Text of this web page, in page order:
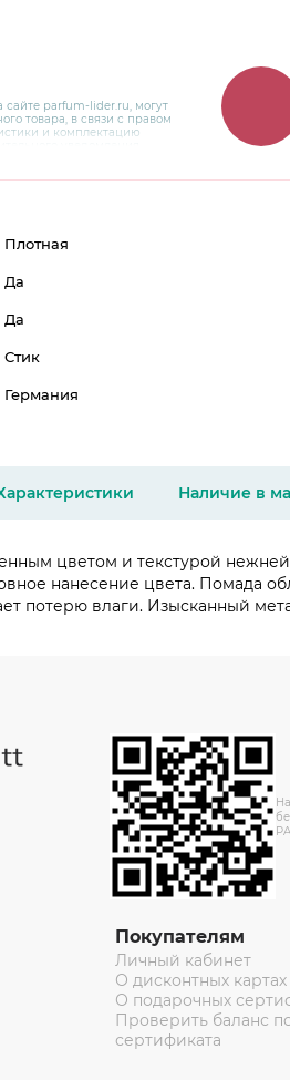
сайте parfum-lider.ru, могут
товара, в связи с правом
и комплектацию
Плотная
Да
Да
Стик
Германия
Наличие в
цветом и текстурой
нанесение цвета. Помада
потерю влаги. Изысканный
Покупателям
Личный кабинет
О дисконтных картах
О подарочных
Проверить баланс
сертификата